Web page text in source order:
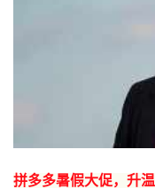
拼多多暑假大促，升